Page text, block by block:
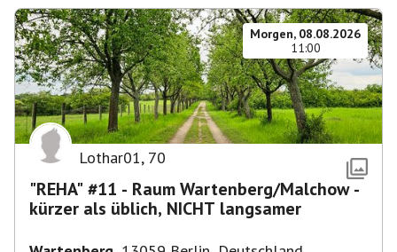
Morgen, 08.08.2026
11:00
Lothar01, 70
"REHA" #11 - Raum Wartenberg/Malchow -
kürzer als üblich, NICHT langsamer